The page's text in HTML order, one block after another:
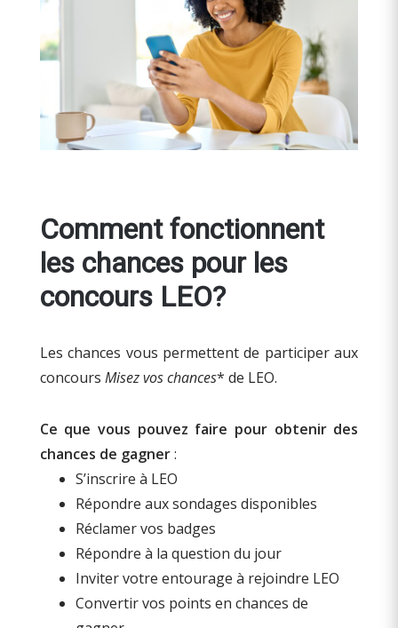
Comment fonctionnent
les chances pour les
concours LEO?
Les chances vous permettent de participer aux
concours Misez vos chances* de LEO.
Ce que vous pouvez faire pour obtenir des
chances de gagner:
S’inscrire à LEO
Répondre aux sondages disponibles
Réclamer vos badges
Répondre à la question du jour
Inviter votre entourage à rejoindre LEO
Convertir vos points en chances de